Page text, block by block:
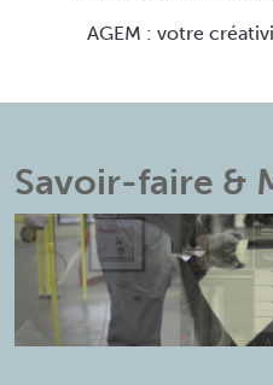
AGEM : votre
Savoir-faire &